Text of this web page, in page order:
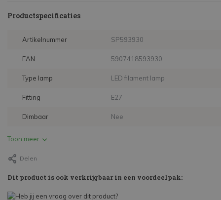
Productspecificaties
Artikelnummer SP593930
EAN 5907418593930
Type lamp LED filament lamp
Fitting E27
Dimbaar Nee
Toon meer
Delen
Dit product is ook verkrijgbaar in een voordeelpak: